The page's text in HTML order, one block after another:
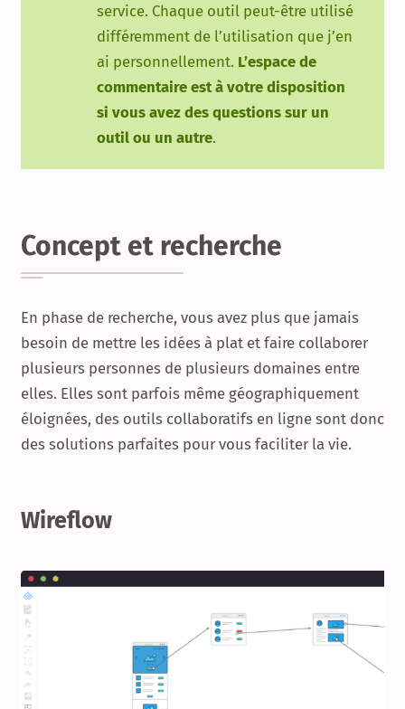
service. Chaque outil peut-être utilisé
différemment de l’utilisation que j’en
ai personnellement. L’espace de
commentaire est à votre disposition
si vous avez des questions sur un
outil ou un autre.
Concept et recherche
En phase de recherche, vous avez plus que jamais
besoin de mettre les idées à plat et faire collaborer
plusieurs personnes de plusieurs domaines entre
elles. Elles sont parfois même géographiquement
éloignées, des outils collaboratifs en ligne sont donc
des solutions parfaites pour vous faciliter la vie.
Wireflow